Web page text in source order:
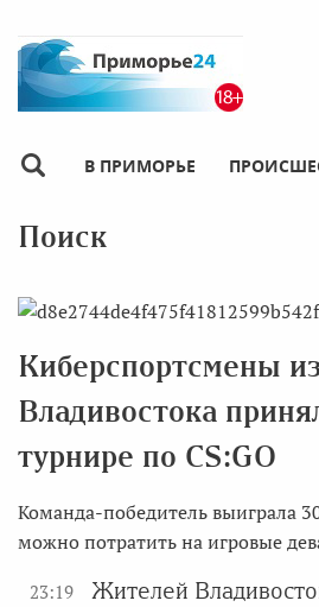
В ПРИМОРЬЕ
Поиск
Киберспортсмены
Владивостока
турнире по CS:GO
Команда-победитель выиграла
можно потратить на игровые
23:19
Жителей